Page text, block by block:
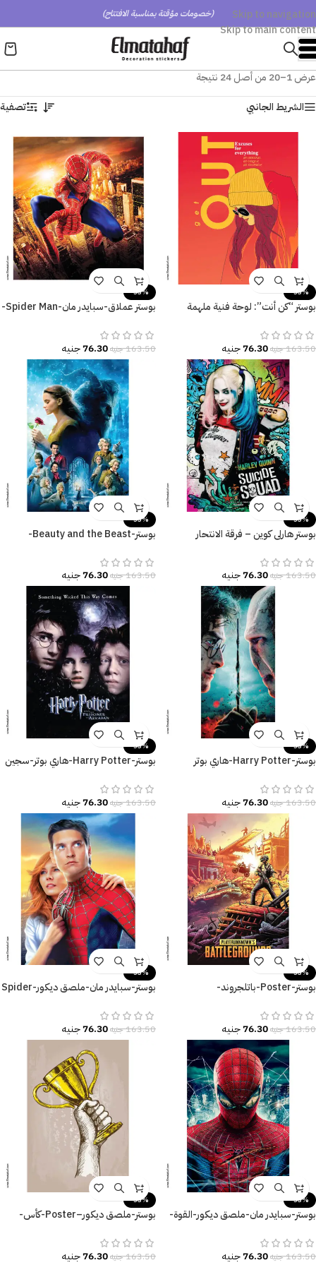
Skip to navigation
Skip to main content
(خصومات مؤقتة بمناسبة الافتتاح)
عرض 1–20 من أصل 24 نتيجة
الشريط الجانبي
تصفية
-53%
بوستر “كن أنت”: لوحة فنية ملهمة
163.50جنيه76.30جنيه
-53%
بوستر عملاق-سبايدر مان-Spider Man-
163.50جنيه76.30جنيه
-53%
بوستر هارلي كوين – فرقة الانتحار
ملون.
163.50جنيه76.30جنيه
-53%
بوستر-Beauty and the Beast-
163.50جنيه76.30جنيه
-53%
بوستر-Harry Potter-هاري بوتر
163.50جنيه76.30جنيه
-53%
بوستر-Harry Potter-هاري بوتر-سجين
163.50جنيه76.30جنيه
-53%
بوستر-Poster-باتلجروند-
163.50جنيه76.30جنيه
-53%
بوستر-سبايدر مان-ملصق ديكور-Spider
163.50جنيه76.30جنيه
-53%
بوستر-سبايدر مان-ملصق ديكور-القوة-
163.50جنيه76.30جنيه
-53%
بوستر-ملصق ديكور–Poster-كأس-
163.50جنيه76.30جنيه